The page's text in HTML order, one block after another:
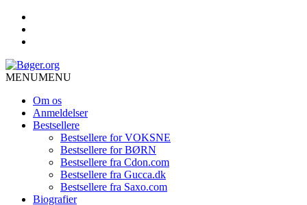
MENUMENU
Om os
Anmeldelser
Bestsellere
Bestsellere for VOKSNE
Bestsellere for BØRN
Bestsellere fra Cdon.com
Bestsellere fra Gucca.dk
Bestsellere fra Saxo.com
Biografier